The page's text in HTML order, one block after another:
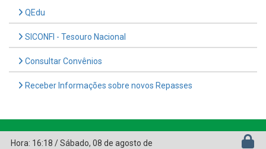
QEdu
SICONFI - Tesouro Nacional
Consultar Convênios
Receber Informações sobre novos Repasses
Hora: 16:18 /Sábado, 08 de agosto de